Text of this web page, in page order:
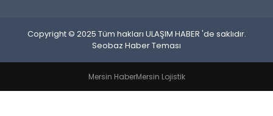
Copyright © 2025 Tüm hakları ULAŞIM HABER 'de saklıdır.
Seobaz Haber Teması
Mersin HaberMersin Lojistik